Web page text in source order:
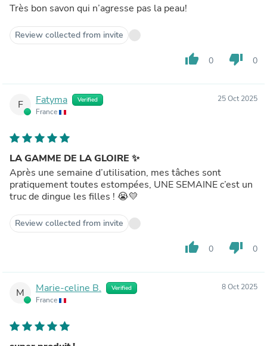
Très bon savon qui n’agresse pas la peau!
Review collected from invite
thumb_up 0 thumb_down 0
F Fatyma Verified
France
25 Oct 2025
LA GAMME DE LA GLOIRE ✨
Après une semaine d’utilisation, mes tâches sont
pratiquement toutes estompées, UNE SEMAINE c’est un
truc de dingue les filles ! 😭💛
Review collected from invite
thumb_up 0 thumb_down 0
M Marie-celine B. Verified
France
8 Oct 2025